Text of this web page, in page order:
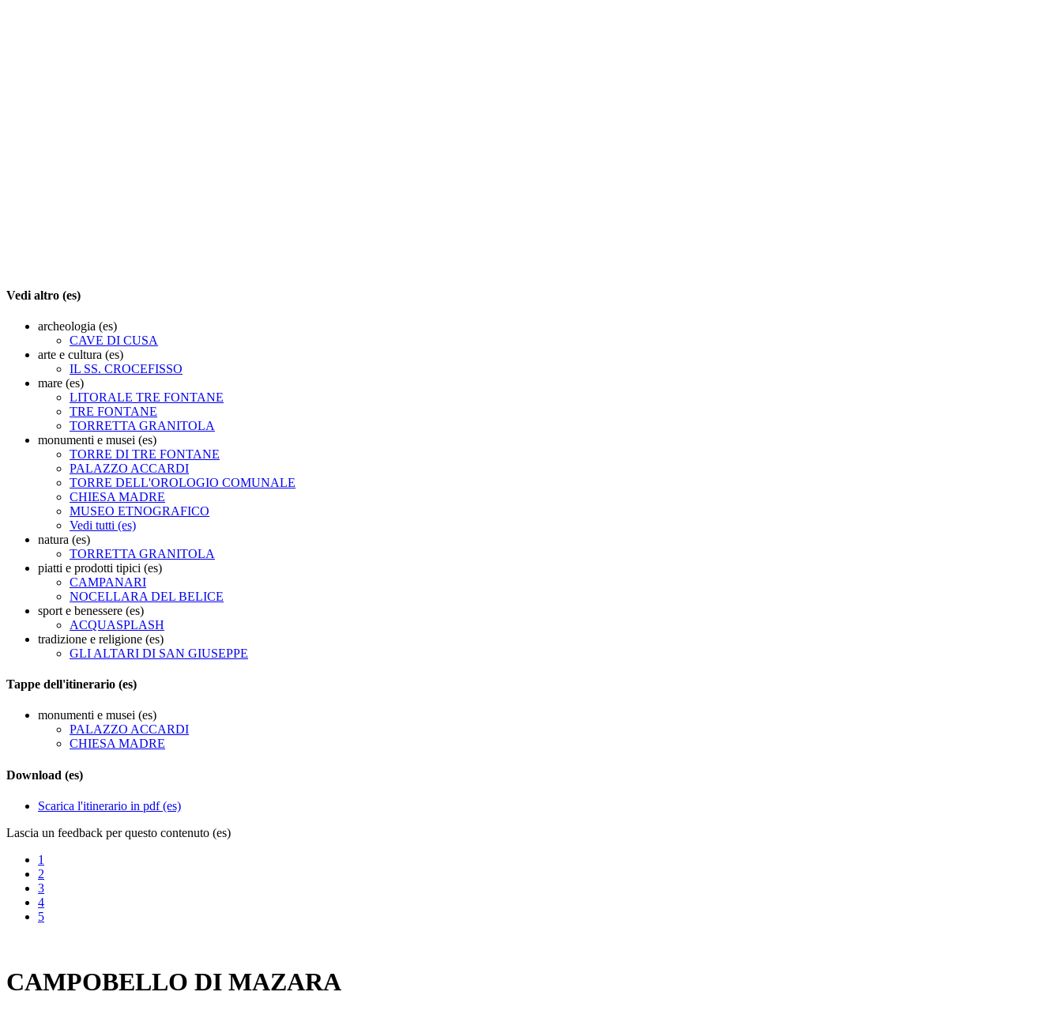
Vedi altro (es)
archeologia (es)
CAVE DI CUSA
arte e cultura (es)
IL SS. CROCEFISSO
mare (es)
LITORALE TRE FONTANE
TRE FONTANE
TORRETTA GRANITOLA
monumenti e musei (es)
TORRE DI TRE FONTANE
PALAZZO ACCARDI
TORRE DELL'OROLOGIO COMUNALE
CHIESA MADRE
MUSEO ETNOGRAFICO
Vedi tutti (es)
natura (es)
TORRETTA GRANITOLA
piatti e prodotti tipici (es)
CAMPANARI
NOCELLARA DEL BELICE
sport e benessere (es)
ACQUASPLASH
tradizione e religione (es)
GLI ALTARI DI SAN GIUSEPPE
Tappe dell'itinerario (es)
monumenti e musei (es)
PALAZZO ACCARDI
CHIESA MADRE
Download (es)
Scarica l'itinerario in pdf (es)
Lascia un feedback per questo contenuto (es)
1
2
3
4
5
CAMPOBELLO DI MAZARA